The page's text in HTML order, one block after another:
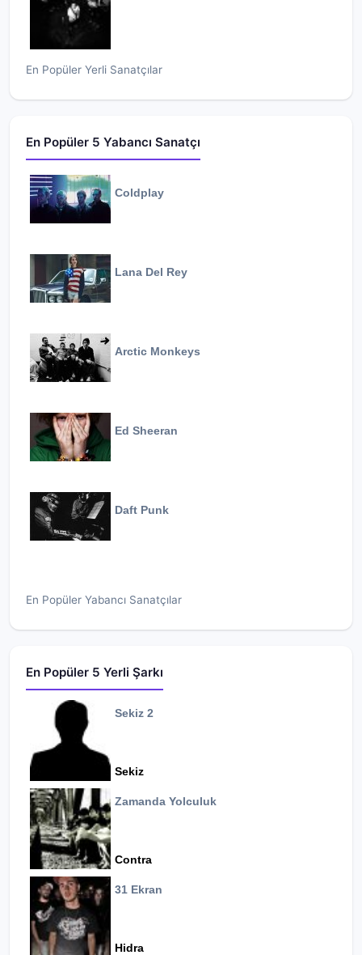
En Popüler Yerli Sanatçılar
En Popüler 5 Yabancı Sanatçı
Coldplay
Lana Del Rey
Arctic Monkeys
Ed Sheeran
Daft Punk
En Popüler Yabancı Sanatçılar
En Popüler 5 Yerli Şarkı
Sekiz 2
Sekiz
Zamanda Yolculuk
Contra
31 Ekran
Hidra